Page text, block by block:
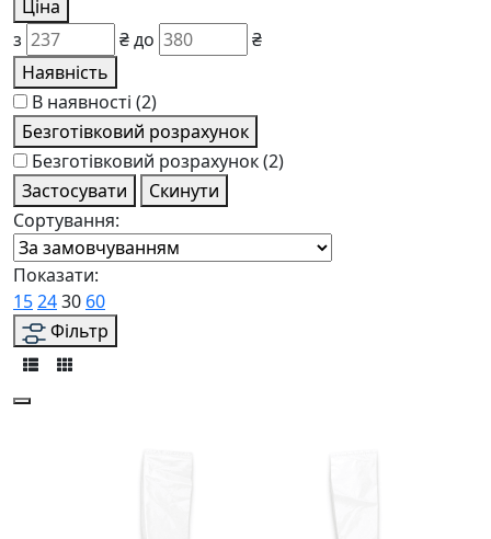
Ціна
з
₴до
₴
Наявність
В наявності (2)
Безготівковий розрахунок
Безготівковий розрахунок(2)
Застосувати
Скинути
Сортування:
Показати:
152430 60
Фільтр